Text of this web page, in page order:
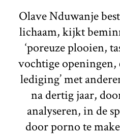
Olave Nduwanje
lichaam, kijkt
‘poreuze plooien,
vochtige openingen,
lediging’ met
na dertig jaar,
analyseren, in de
door porno te